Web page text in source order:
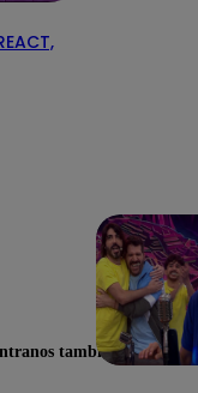
también en